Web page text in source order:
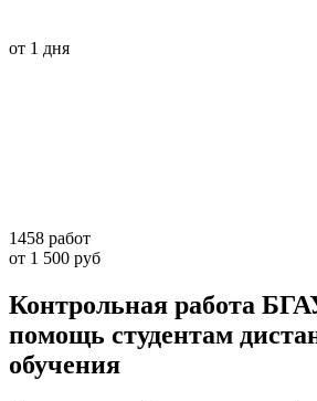
от 1 дня
1458 работ
от 1 500 руб
Контрольная работа
помощь студентам
обучения